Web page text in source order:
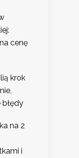
cenę
krok
na 2
i